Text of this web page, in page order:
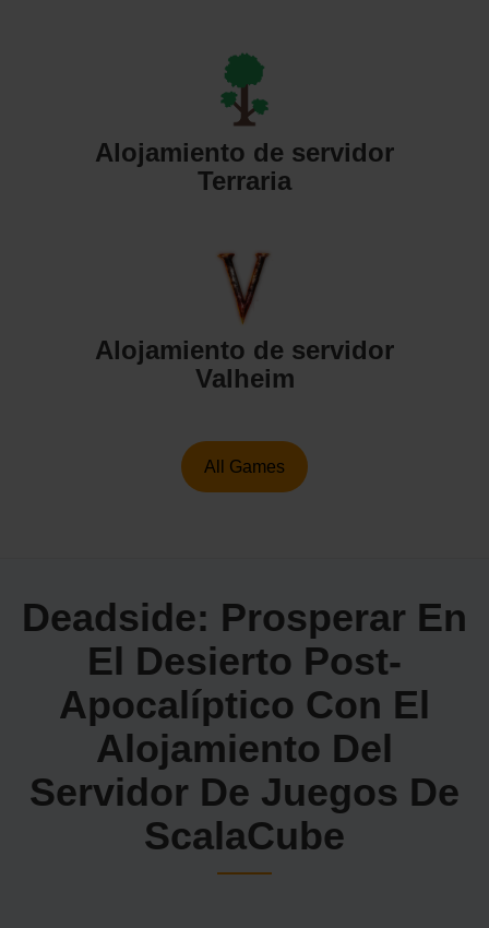
Alojamiento de servidor
Terraria
Alojamiento de servidor
Valheim
All Games
Deadside: Prosperar En
El Desierto Post-
Apocalíptico Con El
Alojamiento Del
Servidor De Juegos De
ScalaCube